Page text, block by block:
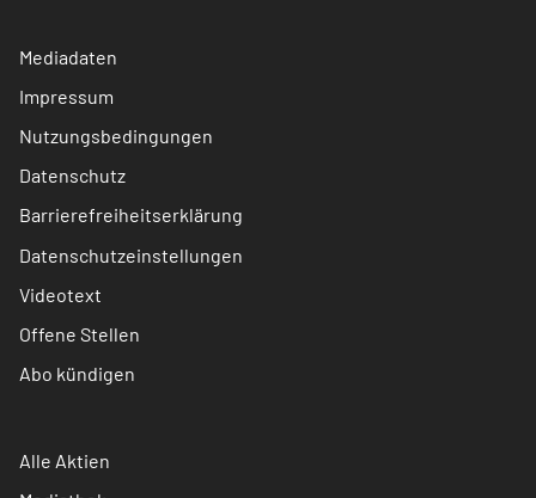
Mediadaten
Impressum
Nutzungsbedingungen
Datenschutz
Barrierefreiheitserklärung
Datenschutzeinstellungen
Videotext
Offene Stellen
Abo kündigen
Alle Aktien